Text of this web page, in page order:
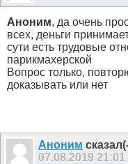
Аноним, да очень
всех, деньги
сути есть трудовые
парикмахерской
Вопрос только,
доказывать или нет
Аноним
07.08.2019 21:01